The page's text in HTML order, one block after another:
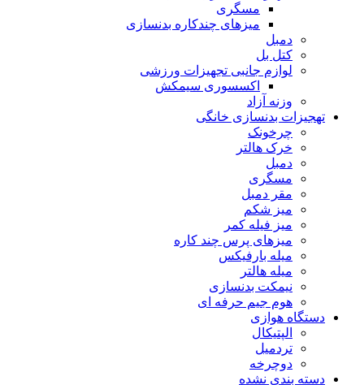
مسگری
میزهای چندکاره بدنسازی
دمبل
کتل بل
لوازم جانبی تجهیزات ورزشی
اکسسوری سیمکش
وزنه آزاد
تهجیزات بدنسازی خانگی
چرخونک
خرک هالتر
دمبل
مسگری
مقر دمبل
میز شکم
میز فیله کمر
میزهای پرس چند کاره
میله بارفیکس
میله هالتر
نیمکت بدنسازی
هوم جیم حرفه ای
دستگاه هوازی
الپتیکال
تردمیل
دوچرخه
دسته بندی نشده